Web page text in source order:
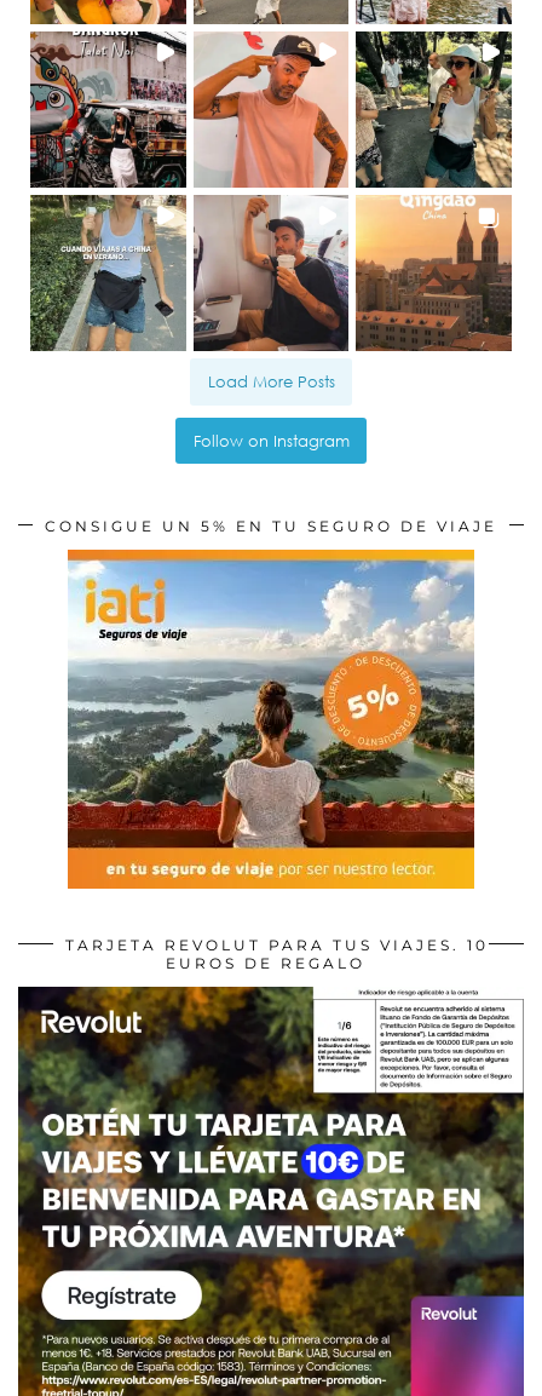
Load More Posts
Follow on Instagram
CONSIGUE UN 5% EN TU SEGURO DE VIAJE
TARJETA REVOLUT PARA TUS VIAJES. 10
EUROS DE REGALO